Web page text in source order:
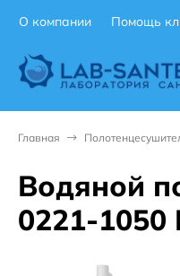
О компании Помощь
Главная
Водяной
0221-